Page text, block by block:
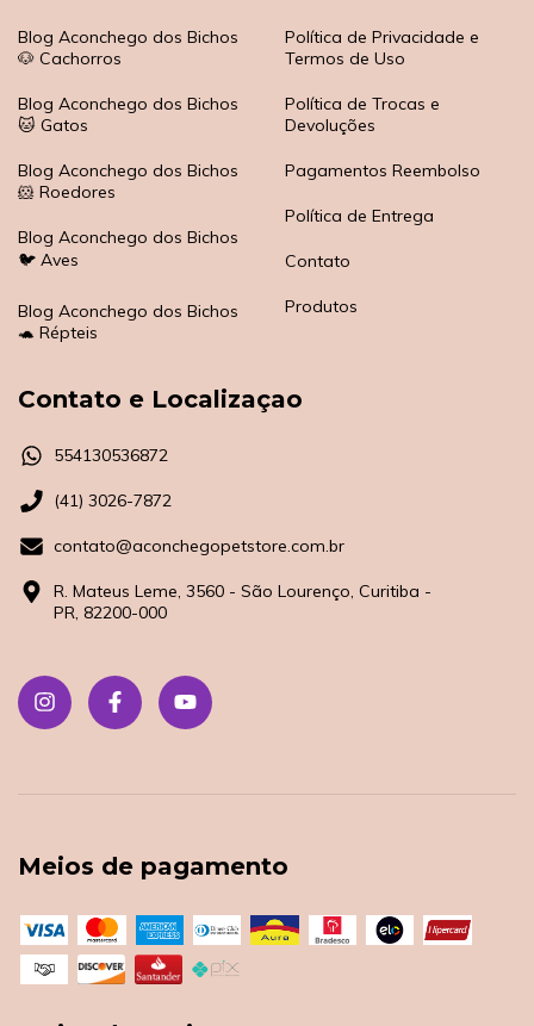
Blog Aconchego dos Bichos
🐶 Cachorros
Blog Aconchego dos Bichos
🐱 Gatos
Blog Aconchego dos Bichos
🐹 Roedores
Blog Aconchego dos Bichos
🐦 Aves
Blog Aconchego dos Bichos
🐢 Répteis
Política de Privacidade e
Termos de Uso
Política de Trocas e
Devoluções
Pagamentos Reembolso
Política de Entrega
Contato
Produtos
Contato e Localizaçao
554130536872
(41) 3026-7872
contato@aconchegopetstore.com.br
R. Mateus Leme, 3560 - São Lourenço, Curitiba -
PR, 82200-000
Meios de pagamento